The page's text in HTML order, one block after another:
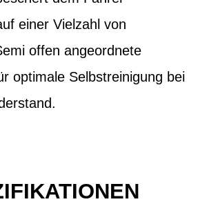
einer Vielzahl von
offen angeordnete
optimale Selbstreinigung bei